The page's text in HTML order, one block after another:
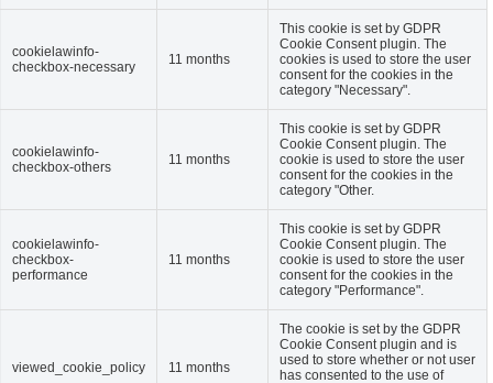
cookielawinfo-
checkbox-necessary
11 months
This cookie is set by GDPR
Cookie Consent plugin. The
cookies is used to store the user
consent for the cookies in the
category "Necessary".
cookielawinfo-
checkbox-others
11 months
This cookie is set by GDPR
Cookie Consent plugin. The
cookie is used to store the user
consent for the cookies in the
category "Other.
cookielawinfo-
checkbox-
performance
11 months
This cookie is set by GDPR
Cookie Consent plugin. The
cookie is used to store the user
consent for the cookies in the
category "Performance".
viewed_cookie_policy 11 months
The cookie is set by the GDPR
Cookie Consent plugin and is
used to store whether or not user
has consented to the use of